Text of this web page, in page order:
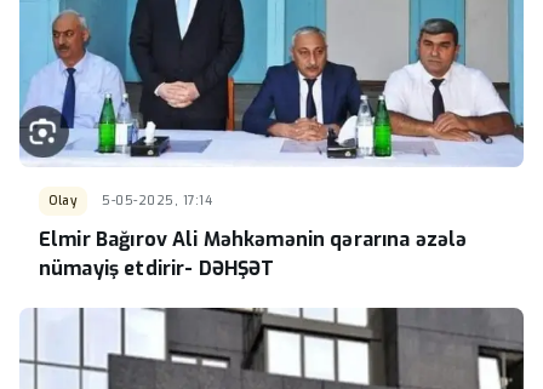
Olay 5-05-2025, 17:14
Elmir Bağırov Ali Məhkəmənin qərarına əzələ
nümayiş etdirir- DƏHŞƏT